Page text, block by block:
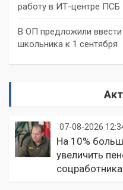
работу в ИТ-центре ПСБ
В ОП предложили
школьника к 1 сентября
07-08-2026
На 10%
увеличить